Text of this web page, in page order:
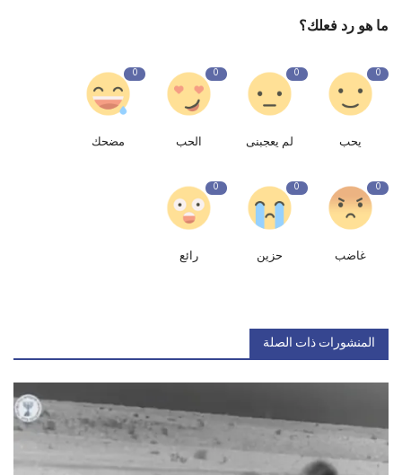
ما هو رد فعلك؟
0
يحب
0
لم يعجبنى
0
الحب
0
مضحك
0
غاضب
0
حزين
0
رائع
المنشورات ذات الصلة